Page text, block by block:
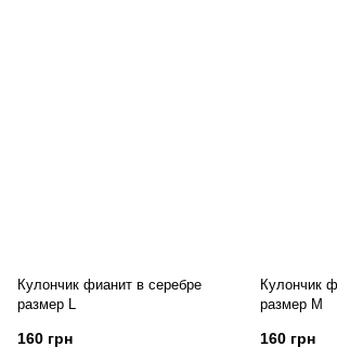
Кулончик фианит в серебре
размер L
160 грн
Кулончик
размер M
160 грн